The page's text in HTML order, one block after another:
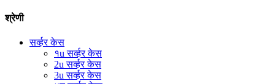
श्रेणी
सर्व्हर केस
१u सर्व्हर केस
2u सर्व्हर केस
3u सर्व्हर केस